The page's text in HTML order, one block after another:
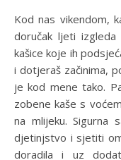
Kod nas vikendom, kao po običaju, doručak oko podne. A
doručak ljeti
kašice koje ih
i dotjeraš začinima,
je kod mene tako.
zobene kaše s
na mlijeku.
djetinjstvo i sjetiti
doradila i uz